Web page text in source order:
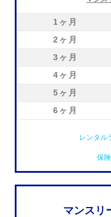
1ヶ月
2ヶ月
3ヶ月
4ヶ月
5ヶ月
6ヶ月
レンタル
保
マンスリ